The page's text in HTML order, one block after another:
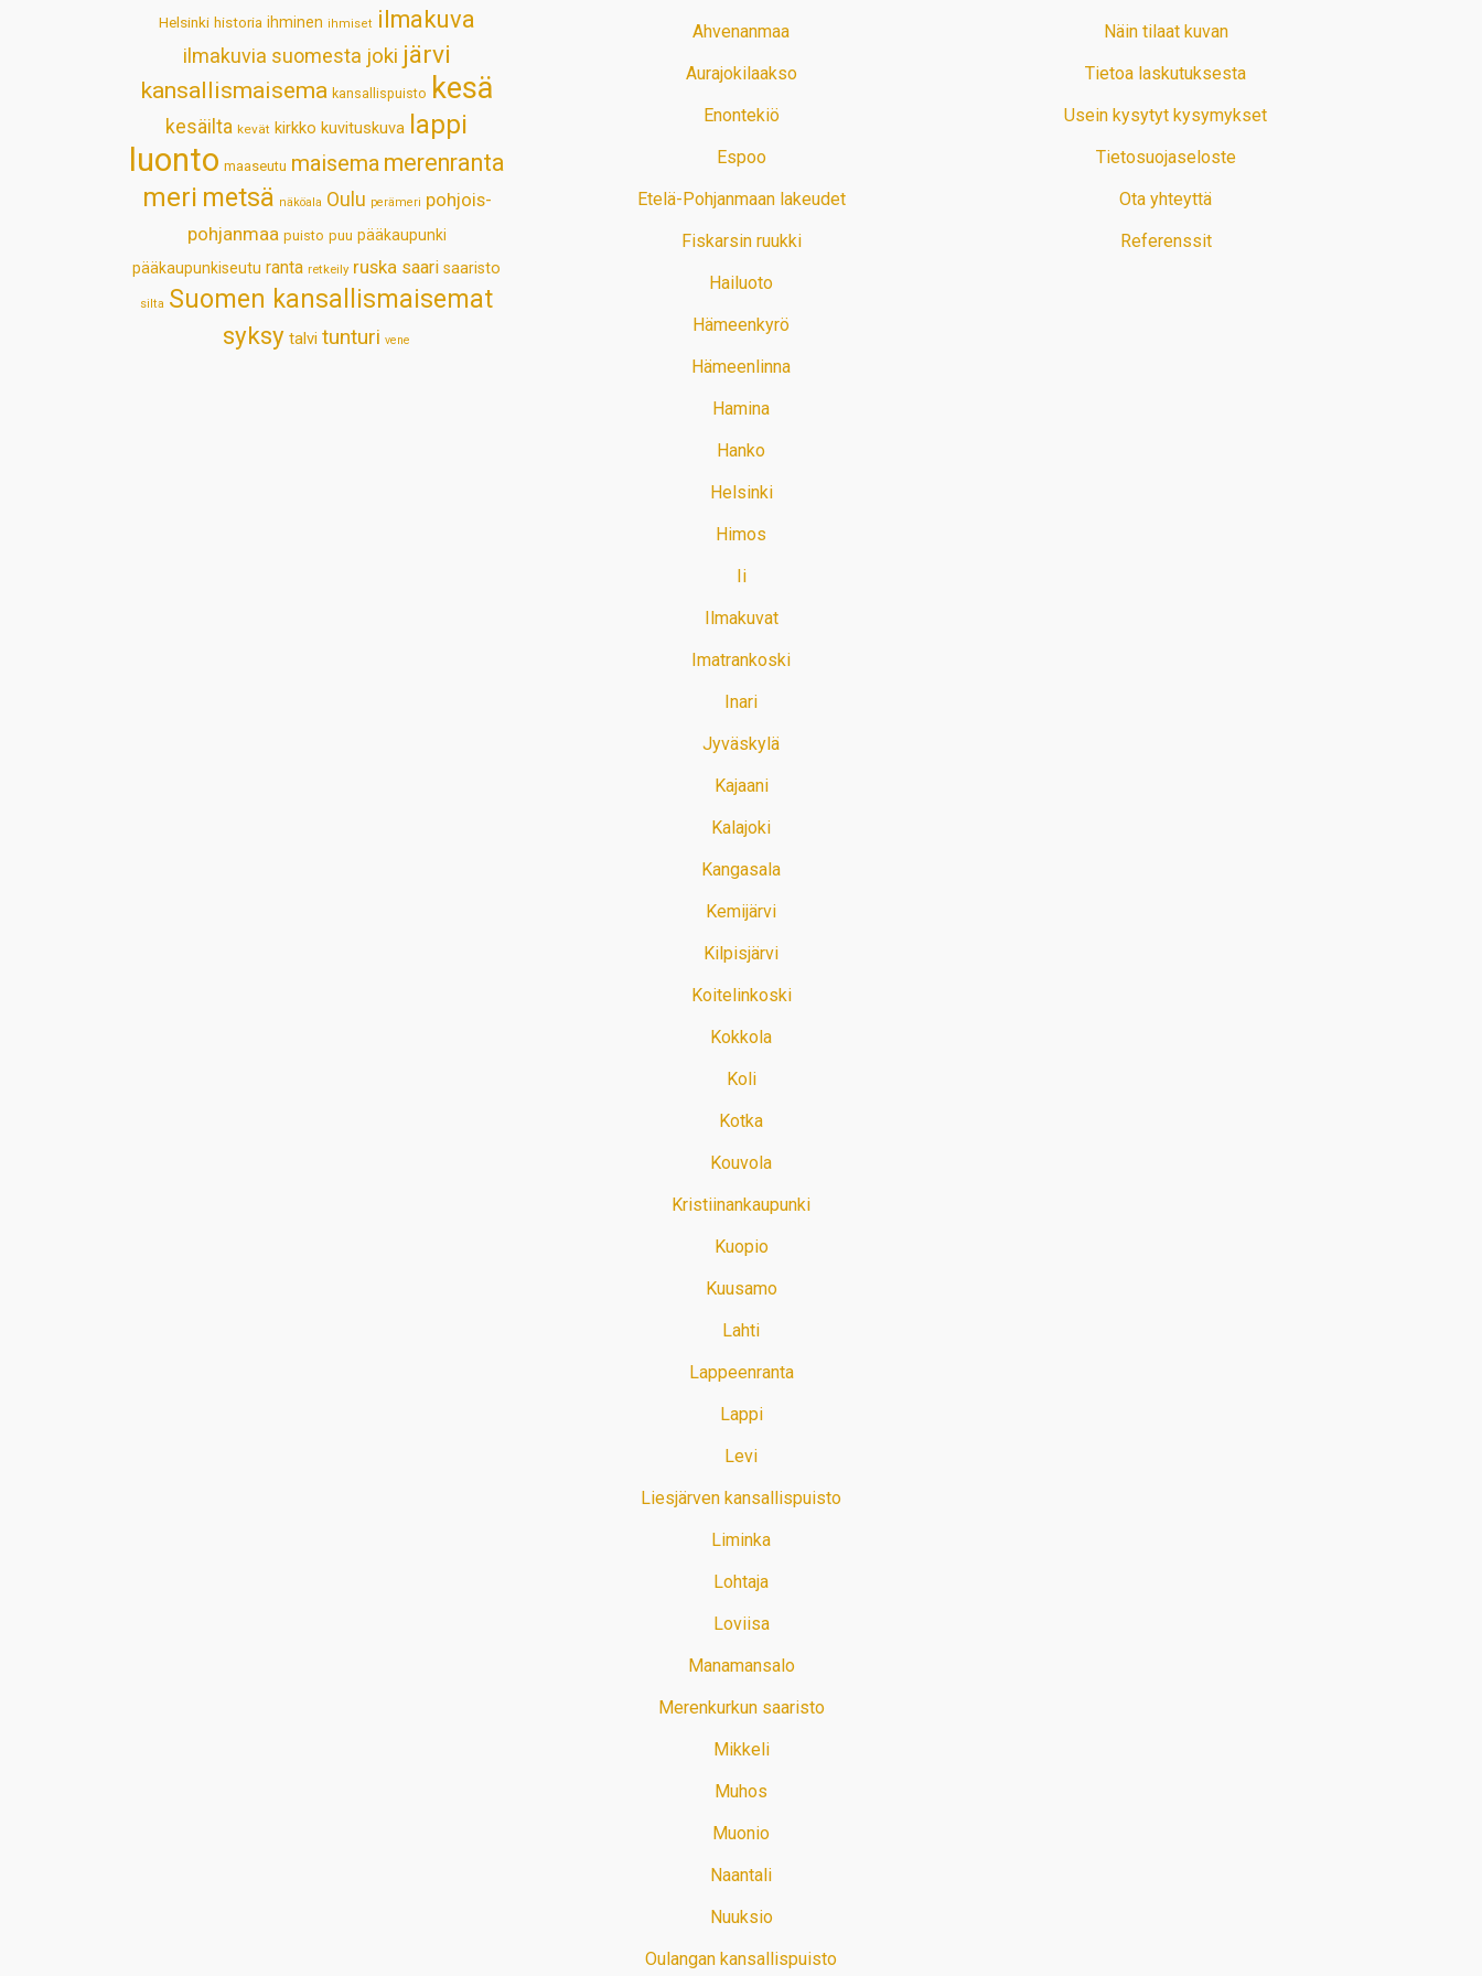
Helsinki historia ihminen ihmiset ilmakuva
ilmakuvia suomesta joki järvi
kansallismaisema kansallispuisto kesä
kesäilta kevät kirkko kuvituskuva lappi
luonto maaseutu maisema merenranta
meri metsä näköala Oulu perämeri pohjois-
pohjanmaa puisto puu pääkaupunki
pääkaupunkiseutu ranta retkeily ruska saari saaristo
silta Suomen kansallismaisemat
syksy talvi tunturi vene
Ahvenanmaa
Aurajokilaakso
Enontekiö
Espoo
Etelä-Pohjanmaan lakeudet
Fiskarsin ruukki
Hailuoto
Hämeenkyrö
Hämeenlinna
Hamina
Hanko
Helsinki
Himos
Ii
Ilmakuvat
Imatrankoski
Inari
Jyväskylä
Kajaani
Kalajoki
Kangasala
Kemijärvi
Kilpisjärvi
Koitelinkoski
Kokkola
Koli
Kotka
Kouvola
Kristiinankaupunki
Kuopio
Kuusamo
Lahti
Lappeenranta
Lappi
Levi
Liesjärven kansallispuisto
Liminka
Lohtaja
Loviisa
Manamansalo
Merenkurkun saaristo
Mikkeli
Muhos
Muonio
Naantali
Nuuksio
Oulangan kansallispuisto
Näin tilaat kuvan
Tietoa laskutuksesta
Usein kysytyt kysymykset
Tietosuojaseloste
Ota yhteyttä
Referenssit